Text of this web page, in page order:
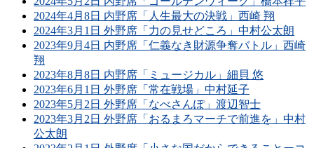
2024年4月8日 内野席「人生最大の決戦」西崎 翔
2024年3月1日 外野席「力の見せどころ」中村公太朗
2023年9月4日 内野席「仁義なき財源争奪バトル」西崎
翔
2023年8月8日 内野席「ミュージカル」細貝 悠
2023年6月1日 外野席「常在戦場」中村延子
2023年5月2日 外野席「なべさんぽ」渡辺智士
2023年3月2日 外野席「おるまろマーチで前進を」中村
公太朗